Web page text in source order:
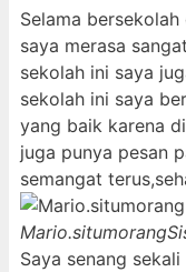
Selama
saya merasa
sekolah ini saya
sekolah ini saya
yang baik karena
juga punya pesan
semangat
Mario.situmorang
Saya senang